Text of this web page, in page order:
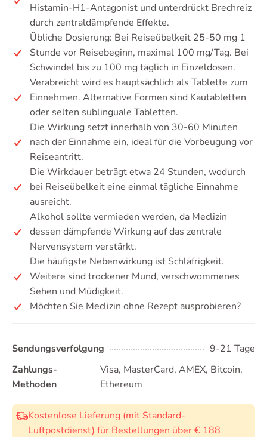
Histamin-H1-Antagonist und unterdrückt Brechreiz
durch zentraldämpfende Effekte.
Übliche Dosierung: Bei Reiseübelkeit 25-50 mg 1
Stunde vor Reisebeginn, maximal 100 mg/Tag. Bei
Schwindel bis zu 100 mg täglich in Einzeldosen.
Verabreicht wird es hauptsächlich als Tablette zum
Einnehmen. Alternative Formen sind Kautabletten
oder selten sublinguale Tabletten.
Die Wirkung setzt innerhalb von 30-60 Minuten
nach der Einnahme ein, ideal für die Vorbeugung vor
Reiseantritt.
Die Wirkdauer beträgt etwa 24 Stunden, wodurch
bei Reiseübelkeit eine einmal tägliche Einnahme
ausreicht.
Alkohol sollte vermieden werden, da Meclizin
dessen dämpfende Wirkung auf das zentrale
Nervensystem verstärkt.
Die häufigste Nebenwirkung ist Schläfrigkeit.
Weitere sind trockener Mund, verschwommenes
Sehen und Müdigkeit.
Möchten Sie Meclizin ohne Rezept ausprobieren?
Sendungsverfolgung
9-21 Tage
Zahlungs-
Methoden
Visa, MasterCard, AMEX, Bitcoin,
Ethereum
Kostenlose Lieferung (mit Standard-
Luftpostdienst) für Bestellungen über € 188